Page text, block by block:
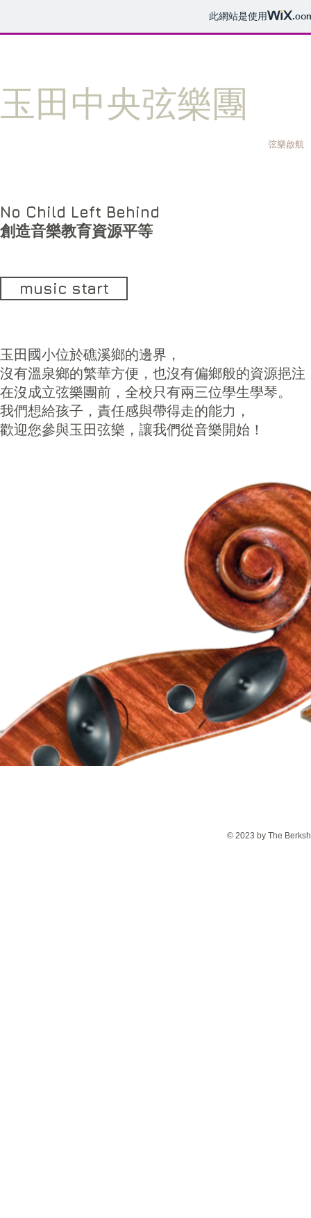
此網站是使用
玉​田中央弦樂團
弦樂啟航
No Child Left Behind
​創造音樂教育資源平等
music start
玉田國小位於礁溪鄉的邊界，
​沒有溫泉鄉的繁華方便，也沒有偏鄉般的資源挹注
在沒成立弦樂團前，全校只有兩三位學生學琴。
我們想給孩子，責任感與帶得走的能力，
歡迎您參與玉田弦樂，讓我們從音樂開始！
© 2023 by The